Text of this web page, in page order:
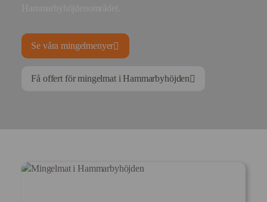
Se våra mingelmenyer
Få offert för mingelmat i Hammarbyhöjden